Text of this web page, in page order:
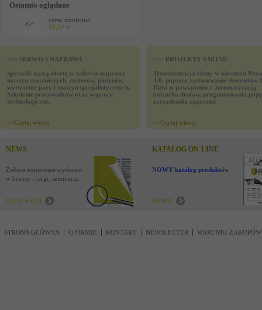
Ostatnio oglądane
czesc zamienna
28,22 zł
>>> SERWIS I NAPRAWA
Sprawdź naszą ofertę w zakresie naprawy
maszyn szwalniczych, cutterów, ploterów,
wytwornic pary i maszyn specjalistycznych.
Szkolenie pracowników oraz wsparcie
technologiczne.
>>Czytaj wiecej
>>> PROJEKTY UNIJNE
Transformacja firmy w kierunku
4.0. poprzez zastosowanie elementów
Data w powiązaniu z automatyzacją
łańcucha dostaw, prognozowania
zarządzania zapasami
>>Czytaj wiecej
NEWS
Zobacz najnowsze wydarzenia
w branży : targi, seminaria,
Czytaj więcej
KATALOG ON-LINE
NOWY katalog produktów !
Pobierz
STRONA GŁÓWNA O FIRMIE KONTAKT NEWSLETTER WARUNKI ZAKUPÓW